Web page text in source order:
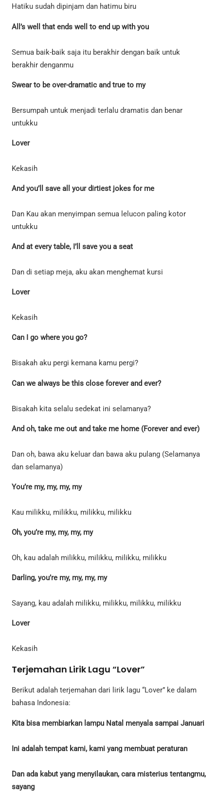
Hatiku sudah dipinjam dan hatimu biru
All’s well that ends well to end up with you
Semua baik-baik saja itu berakhir dengan baik untuk
berakhir denganmu
Swear to be over-dramatic and true to my
Bersumpah untuk menjadi terlalu dramatis dan benar
untukku
Lover
Kekasih
And you’ll save all your dirtiest jokes for me
Dan Kau akan menyimpan semua lelucon paling kotor
untukku
And at every table, I’ll save you a seat
Dan di setiap meja, aku akan menghemat kursi
Lover
Kekasih
Can I go where you go?
Bisakah aku pergi kemana kamu pergi?
Can we always be this close forever and ever?
Bisakah kita selalu sedekat ini selamanya?
And oh, take me out and take me home (Forever and ever)
Dan oh, bawa aku keluar dan bawa aku pulang (Selamanya
dan selamanya)
You’re my, my, my, my
Kau milikku, milikku, milikku, milikku
Oh, you’re my, my, my, my
Oh, kau adalah milikku, milikku, milikku, milikku
Darling, you’re my, my, my, my
Sayang, kau adalah milikku, milikku, milikku, milikku
Lover
Kekasih
Terjemahan Lirik Lagu “Lover”
Berikut adalah terjemahan dari lirik lagu “Lover” ke dalam
bahasa Indonesia:
Kita bisa membiarkan lampu Natal menyala sampai Januari
Ini adalah tempat kami, kami yang membuat peraturan
Dan ada kabut yang menyilaukan, cara misterius tentangmu,
sayang